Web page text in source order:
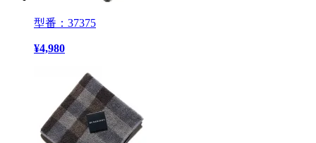
型番：37375
¥4,980